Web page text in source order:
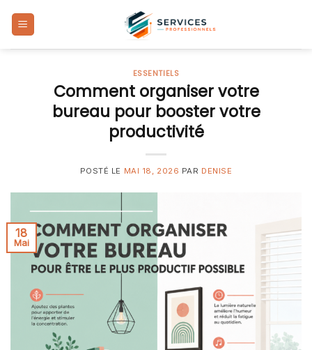
ESSENTIELS
Comment organiser votre
bureau pour booster votre
productivité
POSTÉ LE MAI 18, 2026 PAR DENISE
18
Mai